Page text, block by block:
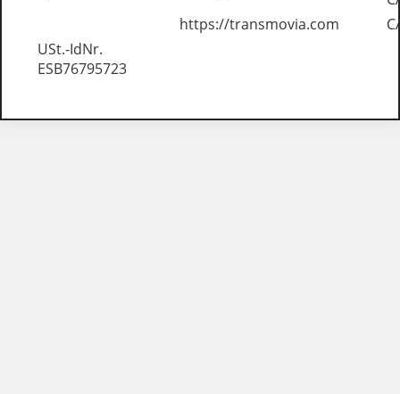
https://transmovia.com
USt.-IdNr.
ESB76795723